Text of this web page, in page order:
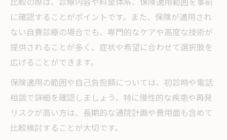
に確認することがポイントです。また、保険が適用され
ない自費診療の場合でも、専門的なケアや高度な技術が
提供されることが多く、症状や希望に合わせて選択肢を
広げることができます。
保険適用の範囲や自己負担額については、初診時や電話
相談で詳細を確認しましょう。特に慢性的な疾患や再発
リスクが高い方は、長期的な通院計画や費用面も含めて
比較検討することが大切です。